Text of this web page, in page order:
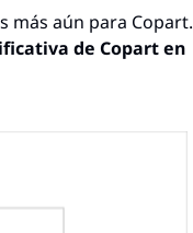
más aún para Copart.
de Copart en